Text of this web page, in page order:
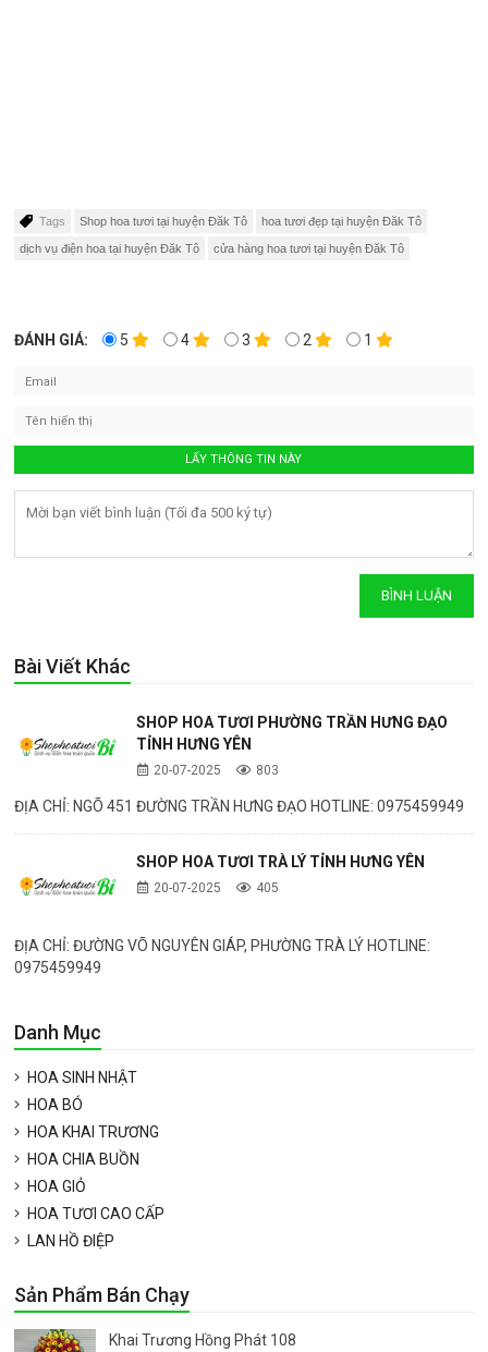
Tags Shop hoa tươi tại huyện Đăk Tô hoa tươi đẹp tại huyện Đăk Tô
dịch vụ điện hoa tại huyện Đăk Tô cửa hàng hoa tươi tại huyện Đăk Tô
ĐÁNH GIÁ: 5 4 3 2 1
Bài Viết Khác
SHOP HOA TƯƠI PHƯỜNG TRẦN HƯNG ĐẠO
TỈNH HƯNG YÊN
20-07-2025 803
ĐỊA CHỈ: NGÕ 451 ĐƯỜNG TRẦN HƯNG ĐẠO HOTLINE: 0975459949
SHOP HOA TƯƠI TRÀ LÝ TỈNH HƯNG YÊN
20-07-2025 405
ĐỊA CHỈ: ĐƯỜNG VÕ NGUYÊN GIÁP, PHƯỜNG TRÀ LÝ HOTLINE:
0975459949
Danh Mục
HOA SINH NHẬT
HOA BÓ
HOA KHAI TRƯƠNG
HOA CHIA BUỒN
HOA GIỎ
HOA TƯƠI CAO CẤP
LAN HỒ ĐIỆP
Sản Phẩm Bán Chạy
Khai Trương Hồng Phát 108